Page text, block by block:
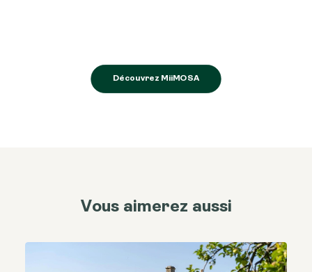
Découvrez MiiMOSA
Vous aimerez aussi